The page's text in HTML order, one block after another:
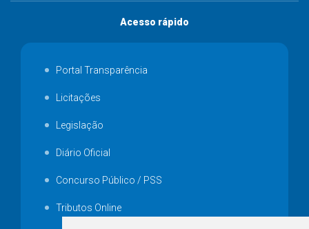
Acesso rápido
Portal Transparência
Licitações
Legislação
Diário Oficial
Concurso Público / PSS
Tributos Online